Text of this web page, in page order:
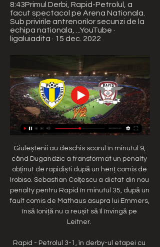
8:43Primul Derbi, Rapid-Petrolul, a
facut spectacol pe Arena Nationala.
Sub privirile antrenorilor secunzi de la
echipa nationala, ...YouTube ·
ligaluiadita · 15 dec. 2022
Giuleștenii au deschis scorul în minutul 9,
când Dugandzic a transformat un penalty
obținut de rapidiști după un henț comis de
Irobiso. Sebastian Colțescu a dictat din nou
penalty pentru Rapid în minutul 35, după un
fault comis de Mathaus asupra lui Emmers,
însă Ioniță nu a reușit să îl învingă pe
Leitner.
Rapid - Petrolul 3-1, în derby-ul etapei cu